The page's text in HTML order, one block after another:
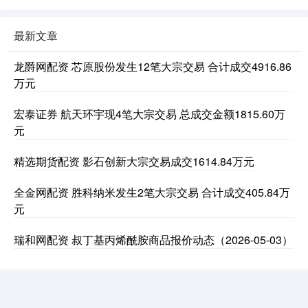
最新文章
龙爵网配资 芯原股份发生12笔大宗交易 合计成交4916.86
万元
宏泰证券 航天环宇现4笔大宗交易 总成交金额1815.60万
元
精选期货配资 影石创新大宗交易成交1614.84万元
全金网配资 胜科纳米发生2笔大宗交易 合计成交405.84万
元
瑞和网配资 叔丁基丙烯酰胺商品报价动态（2026-05-03）